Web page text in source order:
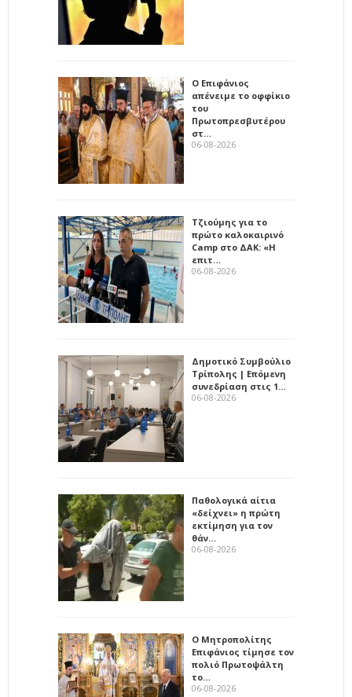
Ο Επιφάνιος
απένειμε το οφφίκιο
του
Πρωτοπρεσβυτέρου
στ…
06-08-2026
Τζιούμης για το
πρώτο καλοκαιρινό
Camp στο ΔΑΚ: «Η
επιτ…
06-08-2026
Δημοτικό Συμβούλιο
Τρίπολης | Επόμενη
συνεδρίαση στις 1…
06-08-2026
Παθολογικά αίτια
«δείχνει» η πρώτη
εκτίμηση για τον
θάν…
06-08-2026
Ο Μητροπολίτης
Επιφάνιος τίμησε τον
πολιό Πρωτοψάλτη
το…
06-08-2026